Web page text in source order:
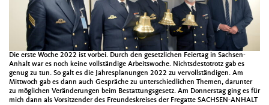
Die erste Woche 2022 ist vorbei. Durch den gesetzlichen Feiertag in Sachsen-
Anhalt war es noch keine vollständige Arbeitswoche. Nichtsdestotrotz gab es
genug zu tun. So galt es die Jahresplanungen 2022 zu vervollständigen. Am
Mittwoch gab es dann auch Gespräche zu unterschiedlichen Themen, darunter
zu möglichen Veränderungen beim Bestattungsgesetz. Am Donnerstag ging es für
mich dann als Vorsitzender des Freundeskreises der Fregatte SACHSEN-ANHALT